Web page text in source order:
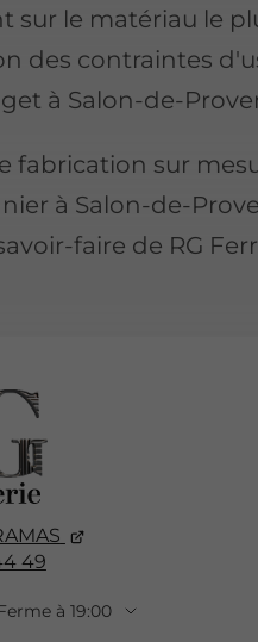
sur le matériau le
des contraintes
à Salon-de-
fabrication sur
à Salon-de-
faire de RG
49
à 19:00